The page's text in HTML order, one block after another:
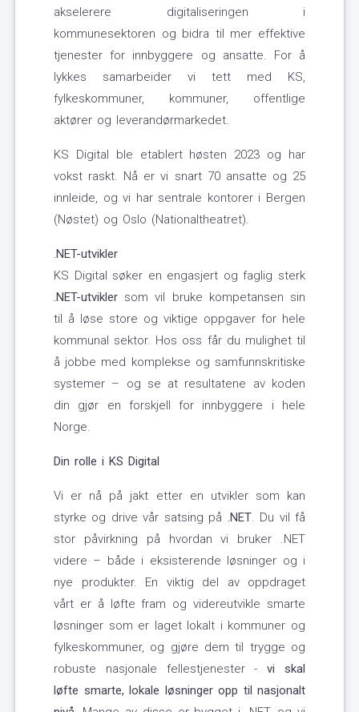
akselerere digitaliseringen i
kommunesektoren og bidra til mer effektive
tjenester for innbyggere og ansatte. For å
lykkes samarbeider vi tett med KS,
fylkeskommuner, kommuner, offentlige
aktører og leverandørmarkedet.
KS Digital ble etablert høsten 2023 og har
vokst raskt. Nå er vi snart 70 ansatte og 25
innleide, og vi har sentrale kontorer i Bergen
(Nøstet) og Oslo (Nationaltheatret).
.NET-utvikler
KS Digital søker en engasjert og faglig sterk
.NET-utvikler som vil bruke kompetansen sin
til å løse store og viktige oppgaver for hele
kommunal sektor. Hos oss får du mulighet til
å jobbe med komplekse og samfunnskritiske
systemer – og se at resultatene av koden
din gjør en forskjell for innbyggere i hele
Norge.
Din rolle i KS Digital
Vi er nå på jakt etter en utvikler som kan
styrke og drive vår satsing på .NET. Du vil få
stor påvirkning på hvordan vi bruker .NET
videre – både i eksisterende løsninger og i
nye produkter. En viktig del av oppdraget
vårt er å løfte fram og videreutvikle smarte
løsninger som er laget lokalt i kommuner og
fylkeskommuner, og gjøre dem til trygge og
robuste nasjonale fellestjenester -vi skal
løfte smarte, lokale løsninger opp til nasjonalt